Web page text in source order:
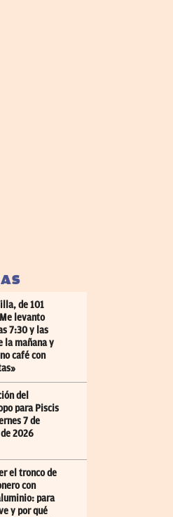
de 101
levanto
7:30 y las
la mañana y
café con
del
para Piscis
7 de
2026
el tronco de
con
para
y por qué